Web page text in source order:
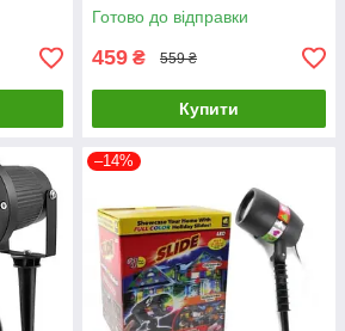
Готово до відправки
459 ₴ 559 ₴
Купити
–14%